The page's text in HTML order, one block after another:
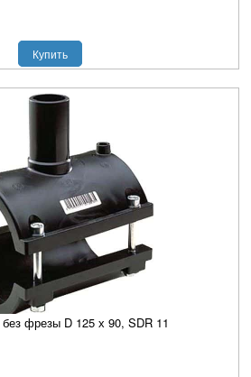
Купить
фрезы D 125 х 90, SDR 11